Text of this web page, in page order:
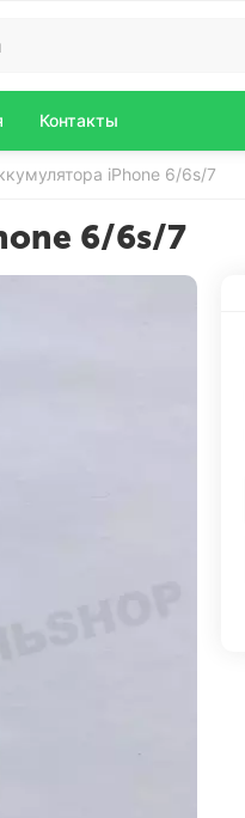
Контакты
iPhone 6/6s/7
6/6s/7